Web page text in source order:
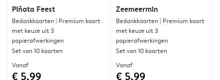
Piñata Feest
Bedankkaarten | Premium kaart
met keuze uit 3
papierafwerkingen
Set van 10 kaarten
Vanaf
€ 5,99
Zeemeermin
Bedankkaarten | Premium kaart
met keuze uit 3
papierafwerkingen
Set van 10 kaarten
Vanaf
€ 5,99